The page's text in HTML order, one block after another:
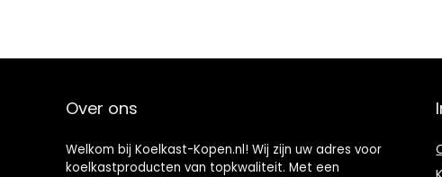
Over ons
Welkom bij Koelkast-Kopen.nl! Wij zijn uw adres voor
koelkastproducten van topkwaliteit. Met een